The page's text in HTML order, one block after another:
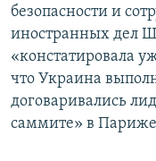
безопасности и
иностранных дел
«констатировала
что Украина
договаривались
саммите» в Париже